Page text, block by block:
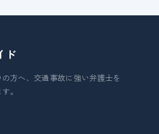
ド
方へ、交通事故に強い弁護士を
。